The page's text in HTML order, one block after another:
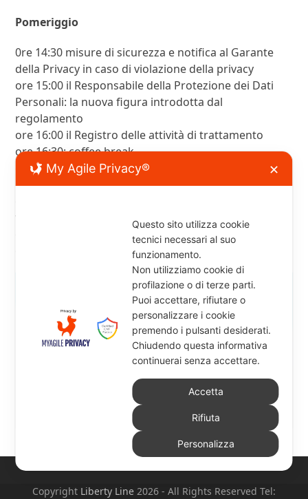
Pomeriggio
0re 14:30 misure di sicurezza e notifica al Garante
della Privacy in caso di violazione della privacy
ore 15:00 il Responsabile della Protezione dei Dati
Personali: la nuova figura introdotta dal
regolamento
ore 16:00 il Registro delle attività di trattamento
ore 16:30: coffee break
ore 17:00 I diritti dell’interessato al trattamento dei
dati
trattamento dei dati personali
ore 18:30 fine sessione
Copyright Liberty Line 2026 - All Rights Reserved Tel:
My Agile Privacy® ✕
Questo sito utilizza cookie
tecnici necessari al suo
funzionamento.
Non utilizziamo cookie di
profilazione o di terze parti.
Puoi accettare, rifiutare o
personalizzare i cookie
premendo i pulsanti desiderati.
Chiudendo questa informativa
continuerai senza accettare.
Accetta
Rifiuta
Personalizza